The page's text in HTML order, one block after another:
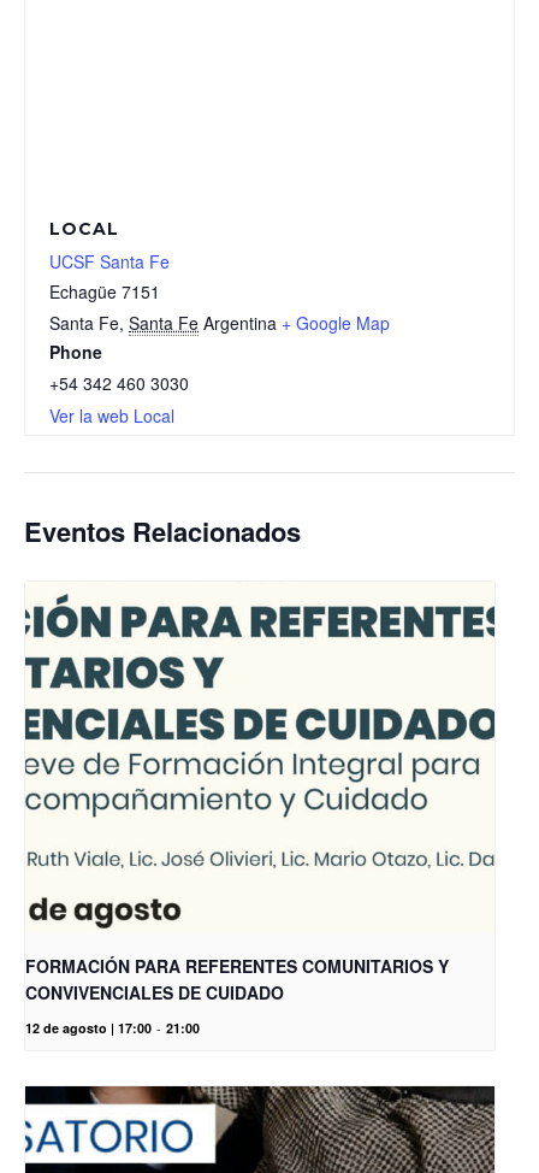
LOCAL
UCSF Santa Fe
Echagüe 7151
Santa Fe, Santa Fe Argentina + Google Map
Phone
+54 342 460 3030
Ver la web Local
Eventos Relacionados
FORMACIÓN PARA REFERENTES COMUNITARIOS Y
CONVIVENCIALES DE CUIDADO
12 de agosto | 17:00 - 21:00